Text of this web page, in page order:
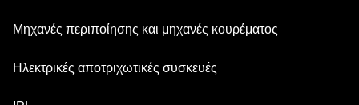
Series 9 Pro
Μηχανές περιποίησης και μηχανές κουρέματος
Επαγγελματικό Trimmer Γενειάδας
Ηλεκτρικές αποτριχωτικές συσκευές